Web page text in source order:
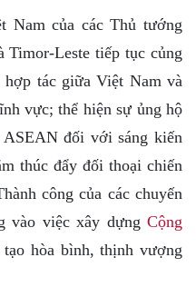
Nam của các Thủ tướng
Timor-Leste tiếp tục củng
tác giữa Việt Nam và
vực; thể hiện sự ủng hộ
ASEAN đối với sáng kiến
thúc đẩy đối thoại chiến
công của các chuyến
vào việc xây dựng Cộng
hòa bình, thịnh vượng